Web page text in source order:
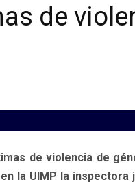
de
de violencia de
la UIMP la